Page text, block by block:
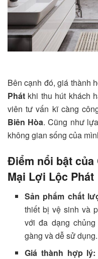
Bên cạnh đó, giá thành
Phát khi thu hút khách
viên tư vấn kĩ càng
Biên Hòa. Cũng như
không gian sống của
Điểm nổi bật của
Mại Lợi Lộc Phát
Sản phẩm chất
thiết bị vệ sinh và
với đa dạng
gàng và dễ sử dụng.
Giá thành hợp lý: